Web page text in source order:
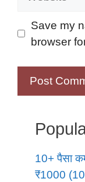
Save my
browser
10+ पैसा
₹1000